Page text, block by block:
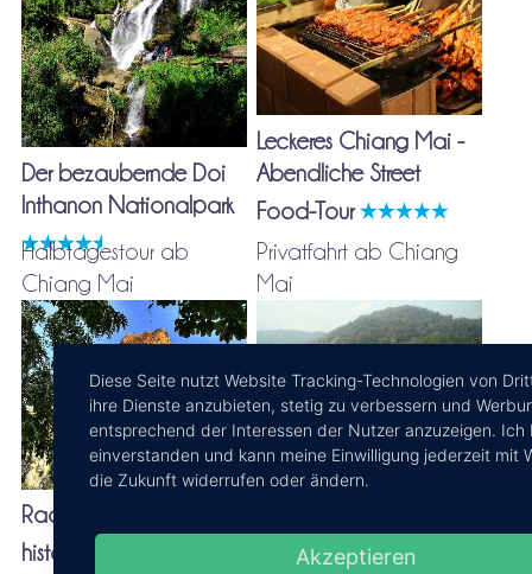
Der bezaubernde Doi
Inthanon Nationalpark
Leckeres Chiang Mai -
Abendliche Street
Food-Tour
Halbtagestour ab
Chiang Mai
Radtour durch die
historische Altstadt
Privatfahrt ab Chiang
Mai
Familien und Freunde
Diese Seite nutzt Website Tracking-Technologien von
ihre Dienste anzubieten, stetig zu verbessern und
entsprechend der Interessen der Nutzer anzuzeigen. Ich
einverstanden und kann meine Einwilligung jederzeit mit
die Zukunft widerrufen oder ändern.
Akzeptieren